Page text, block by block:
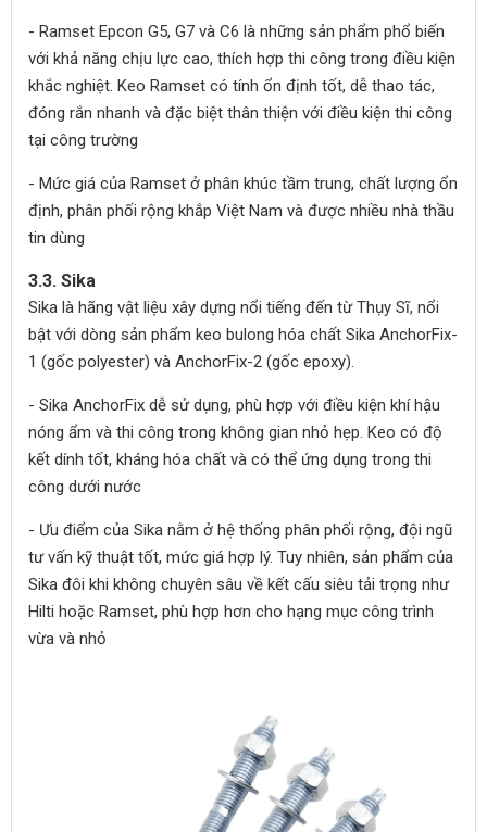
- Ramset Epcon G5, G7 và C6 là những sản phẩm phổ biến
với khả năng chịu lực cao, thích hợp thi công trong điều kiện
khắc nghiệt. Keo Ramset có tính ổn định tốt, dễ thao tác,
đóng rắn nhanh và đặc biệt thân thiện với điều kiện thi công
tại công trường
- Mức giá của Ramset ở phân khúc tầm trung, chất lượng ổn
định, phân phối rộng khắp Việt Nam và được nhiều nhà thầu
tin dùng
3.3. Sika
Sika là hãng vật liệu xây dựng nổi tiếng đến từ Thụy Sĩ, nổi
bật với dòng sản phẩm keo bulong hóa chất Sika AnchorFix-
1 (gốc polyester) và AnchorFix-2 (gốc epoxy).
- Sika AnchorFix dễ sử dụng, phù hợp với điều kiện khí hậu
nóng ẩm và thi công trong không gian nhỏ hẹp. Keo có độ
kết dính tốt, kháng hóa chất và có thể ứng dụng trong thi
công dưới nước
- Ưu điểm của Sika nằm ở hệ thống phân phối rộng, đội ngũ
tư vấn kỹ thuật tốt, mức giá hợp lý. Tuy nhiên, sản phẩm của
Sika đôi khi không chuyên sâu về kết cấu siêu tải trọng như
Hilti hoặc Ramset, phù hợp hơn cho hạng mục công trình
vừa và nhỏ